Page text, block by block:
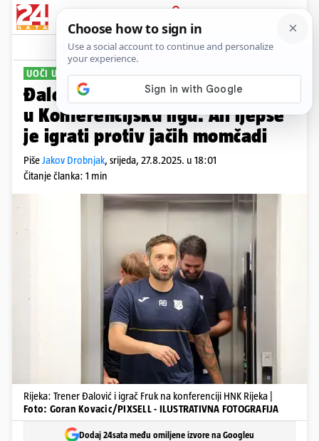
PRIJAVA
Sport Komentari
UOČI UZVRATA
Đalović: Skinuli smo teret i ušli
u Konferencijsku ligu. Ali ljepše
je igrati protiv jačih momčadi
PišeJakov Drobnjak, srijeda, 27.8.2025. u 18:01
Čitanje članka: 1 min
Rijeka: Trener Đalović i igrač Fruk na konferenciji HNK Rijeka |
Foto: Goran Kovacic/PIXSELL - ILUSTRATIVNA FOTOGRAFIJA
Dodaj 24sata među omiljene izvore na Googleu